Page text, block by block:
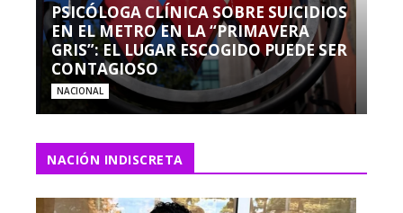
PSICÓLOGA CLÍNICA SOBRE SUICIDIOS
EN EL METRO EN LA “PRIMAVERA
GRIS”: EL LUGAR ESCOGIDO PUEDE SER
CONTAGIOSO
NACIONAL
NACIÓN INDISCRETA